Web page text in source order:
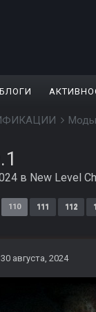
БЛОГИ
в New Level
110 111 112
30 августа, 2024